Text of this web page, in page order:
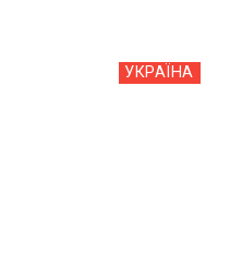
УКРАЇНА